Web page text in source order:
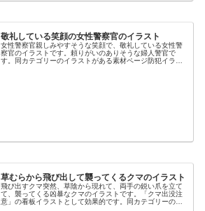
敬礼している笑顔の女性警察官のイラスト
女性警察官親しみやすそうな笑顔で、敬礼している女性警
察官のイラストです。頼りがいのありそうな婦人警官で
す。同カテゴリーのイラストがある素材ページ防犯イラス
草むらから飛び出して襲ってくるクマのイラスト
飛び出すクマ突然、草陰から現れて、両手の鋭い爪を立て
て、襲ってくる凶暴なクマのイラストです。「クマ出没注
意」の看板イラストとして効果的です。同カテゴリーのイ